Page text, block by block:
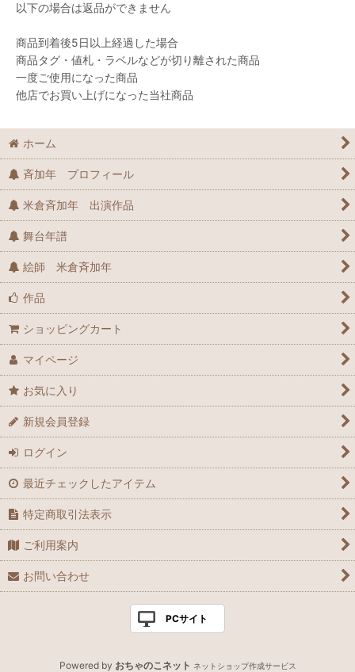
以下の場合は返品ができません
商品到着後5日以上経過した場合
商品タグ・値札・ラベルなどが切り離された商品
一度ご使用になった商品
他店でお買い上げになった当社商品
ホーム
斉加年 プロフィール
米倉斉加年 出演作品
舞台年譜
絵師 米倉斉加年
作品
ショッピングカート
マイページ
お気に入り
新規会員登録
ログイン
最近チェックしたアイテム
特定商取引法表示
ご利用案内
お問い合わせ
PCサイト
Powered by おちゃのこネット ネットショップ作成サービス